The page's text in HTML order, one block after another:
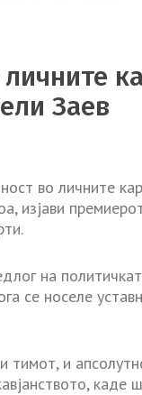
Заев
во личните
изјави
на
се носеле
тимот, и
каде